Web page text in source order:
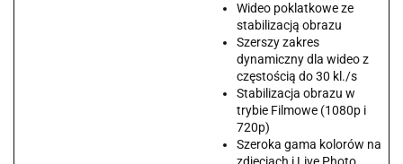
Wideo poklatkowe ze
stabilizacją obrazu
Szerszy zakres
dynamiczny dla wideo z
częstością do 30 kl./s
Stabilizacja obrazu w
trybie Filmowe (1080p i
720p)
Szeroka gama kolorów na